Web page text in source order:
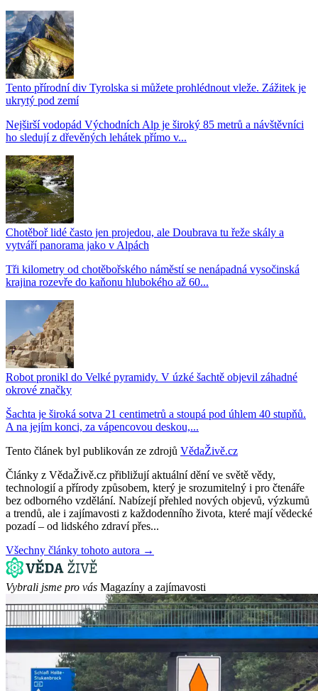
Tento přírodní div Tyrolska si můžete prohlédnout vleže. Zážitek je
ukrytý pod zemí
Nejširší vodopád Východních Alp je široký 85 metrů a návštěvníci
ho sledují z dřevěných lehátek přímo v...
Chotěboř lidé často jen projedou, ale Doubrava tu řeže skály a
vytváří panorama jako v Alpách
Tři kilometry od chotěbořského náměstí se nenápadná vysočinská
krajina rozevře do kaňonu hlubokého až 60...
Robot pronikl do Velké pyramidy. V úzké šachtě objevil záhadné
okrové značky
Šachta je široká sotva 21 centimetrů a stoupá pod úhlem 40 stupňů.
A na jejím konci, za vápencovou deskou,...
Tento článek byl publikován ze zdrojů VědaŽivě.cz
Články z VědaŽivě.cz přibližují aktuální dění ve světě vědy,
technologií a přírody způsobem, který je srozumitelný i pro čtenáře
bez odborného vzdělání. Nabízejí přehled nových objevů, výzkumů
a trendů, ale i zajímavosti z každodenního života, které mají vědecké
pozadí – od lidského zdraví přes...
Všechny články tohoto autora →
Vybrali jsme pro vás Magazíny a zajímavosti